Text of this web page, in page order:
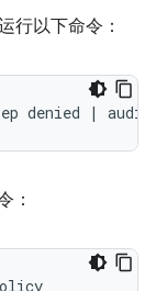
行以下命令：
denied |
：